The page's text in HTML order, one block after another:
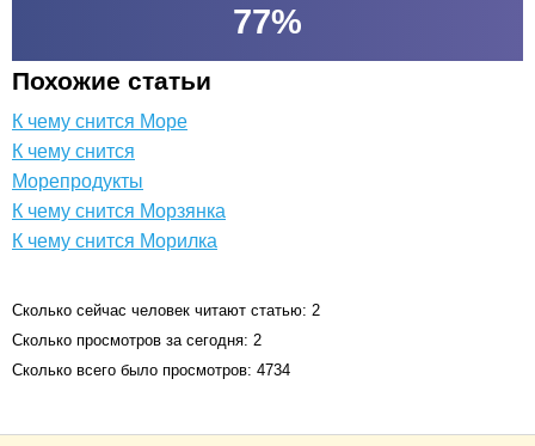
77%
Похожие статьи
К чему снится Море
К чему снится
Морепродукты
К чему снится Морзянка
К чему снится Морилка
Сколько сейчас человек читают статью: 2
Сколько просмотров за сегодня: 2
Сколько всего было просмотров: 4734